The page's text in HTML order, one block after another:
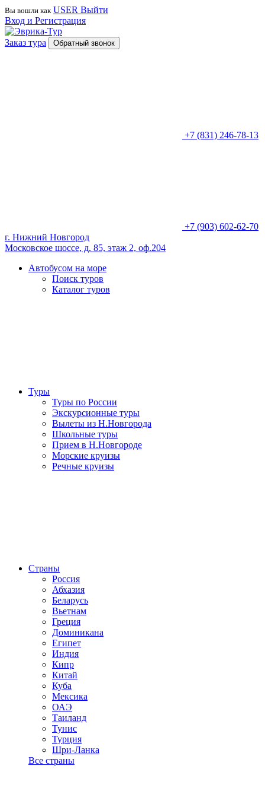
Вы вошли как USER Выйти
Вход и Регистрация
Заказ тура Обратный звонок
+7 (831) 246-78-13
+7 (903) 602-62-70
г. Нижний Новгород
Московское шоссе, д. 85, этаж 2, оф.204
Автобусом на море
Поиск туров
Каталог туров
Туры
Туры по России
Экскурсионные туры
Вылеты из Н.Новгорода
Школьные туры
Прием в Н.Новгороде
Морские круизы
Речные круизы
Страны
Россия
Абхазия
Беларусь
Вьетнам
Греция
Доминикана
Египет
Индия
Кипр
Китай
Куба
Мексика
ОАЭ
Таиланд
Тунис
Турция
Шри-Ланка
Все страны